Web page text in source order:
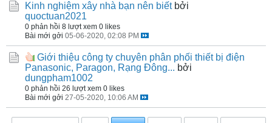
Kinh nghiệm xây nhà bạn nên biết bởi
quoctuan2021
0 phản hồi 8 lượt xem 0 likes
Bài mới gởi 05-06-2020, 02:08 PM
Giới thiệu công ty chuyên phân phối thiết bị điện
Panasonic, Paragon, Rạng Đông... bởi
dungpham1002
0 phản hồi 26 lượt xem 0 likes
Bài mới gởi 27-05-2020, 10:06 AM